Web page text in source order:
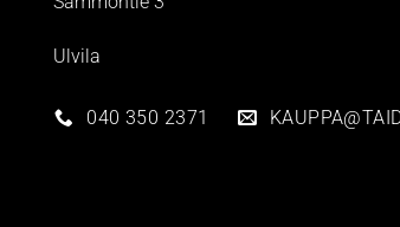
Ulvila
040 350 2371